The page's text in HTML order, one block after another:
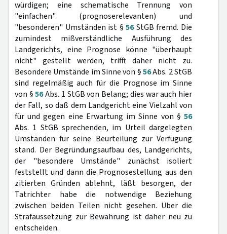
würdigen; eine schematische Trennung von
"einfachen" (prognoserelevanten) und
"besonderen" Umständen ist §56StGB fremd. Die
zumindest mißverständliche Ausführung des
Landgerichts, eine Prognose könne "überhaupt
nicht" gestellt werden, trifft daher nicht zu.
Besondere Umstände im Sinne von §56Abs. 2 StGB
sind regelmäßig auch für die Prognose im Sinne
von §56Abs. 1 StGB von Belang; dies war auch hier
der Fall, so daß dem Landgericht eine Vielzahl von
für und gegen eine Erwartung im Sinne von § 56
Abs. 1 StGB sprechenden, im Urteil dargelegten
Umständen für seine Beurteilung zur Verfügung
stand. Der Begründungsaufbau des, Landgerichts,
der "besondere Umstände" zunächst isoliert
feststellt und dann die Prognosestellung aus den
zitierten Gründen ablehnt, läßt besorgen, der
Tatrichter habe die notwendige Beziehung
zwischen beiden Teilen nicht gesehen. Über die
Strafaussetzung zur Bewährung ist daher neu zu
entscheiden.